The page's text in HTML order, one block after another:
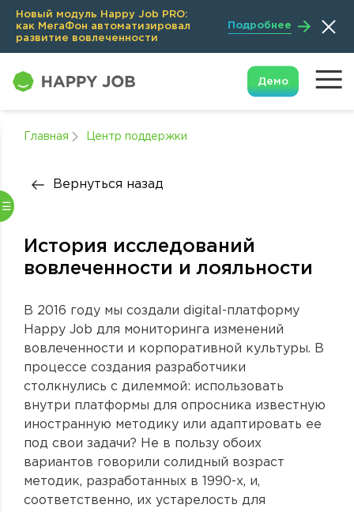
Новый модуль Happy Job PRO:
как МегаФон автоматизировал
развитие вовлеченности
Подробнее
Демо
Главная Центр поддержки
Вернуться назад
История исследований
вовлеченности и лояльности
В 2016 году мы создали digital-платформу
Happy Job для мониторинга изменений
вовлеченности и корпоративной культуры. В
процессе создания разработчики
столкнулись с дилеммой: использовать
внутри платформы для опросника известную
иностранную методику или адаптировать ее
под свои задачи? Не в пользу обоих
вариантов говорили солидный возраст
методик, разработанных в 1990-х, и,
соответственно, их устарелость для